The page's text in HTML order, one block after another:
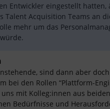
Entwickler eingestellt hatten,
Talent Acquisition Teams an
mehr um das
sind dann aber
bei den Rollen “Plattform-
mit Kolleg:innen aus
Bedürfnisse und